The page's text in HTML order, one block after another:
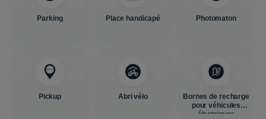
Parking Place handicapé Photomaton
Pickup Abri vélo
Bornes de recharge
pour véhicules
électriques